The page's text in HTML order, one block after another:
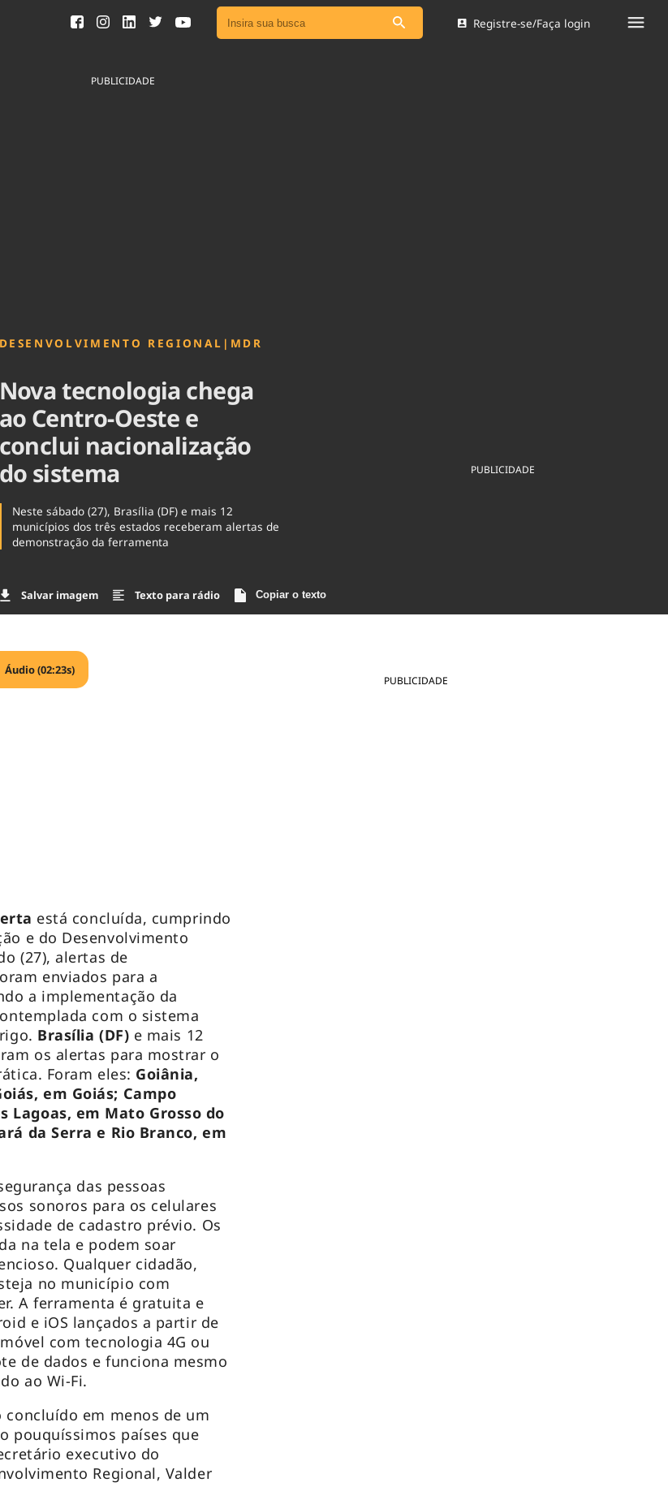
Ver todas as notícias
Brasil
Registre-se/Faça login
PUBLICIDADE
DESENVOLVIMENTO REGIONAL | MDR
Nova tecnologia chega
ao Centro-Oeste e
conclui nacionalização
do sistema
Neste sábado (27), Brasília (DF) e mais 12
municípios dos três estados receberam alertas de
demonstração da ferramenta
Salvar imagem Texto para rádio Copiar o texto
PUBLICIDADE
PUBLICIDADE
Áudio (02:23s)
está concluída, cumprindo
e do Desenvolvimento
(27), alertas de
enviados para a
a implementação da
com o sistema
Brasília (DF) e mais 12
os alertas para mostrar o
Foram eles: Goiânia,
em Goiás; Campo
Lagoas, em Mato Grosso do
da Serra e Rio Branco, em
das pessoas
sonoros para os celulares
de cadastro prévio. Os
na tela e podem soar
Qualquer cidadão,
no município com
A ferramenta é gratuita e
e iOS lançados a partir de
com tecnologia 4G ou
de dados e funciona mesmo
ao Wi-Fi.
concluído em menos de um
pouquíssimos países que
executivo do
Regional, Valder